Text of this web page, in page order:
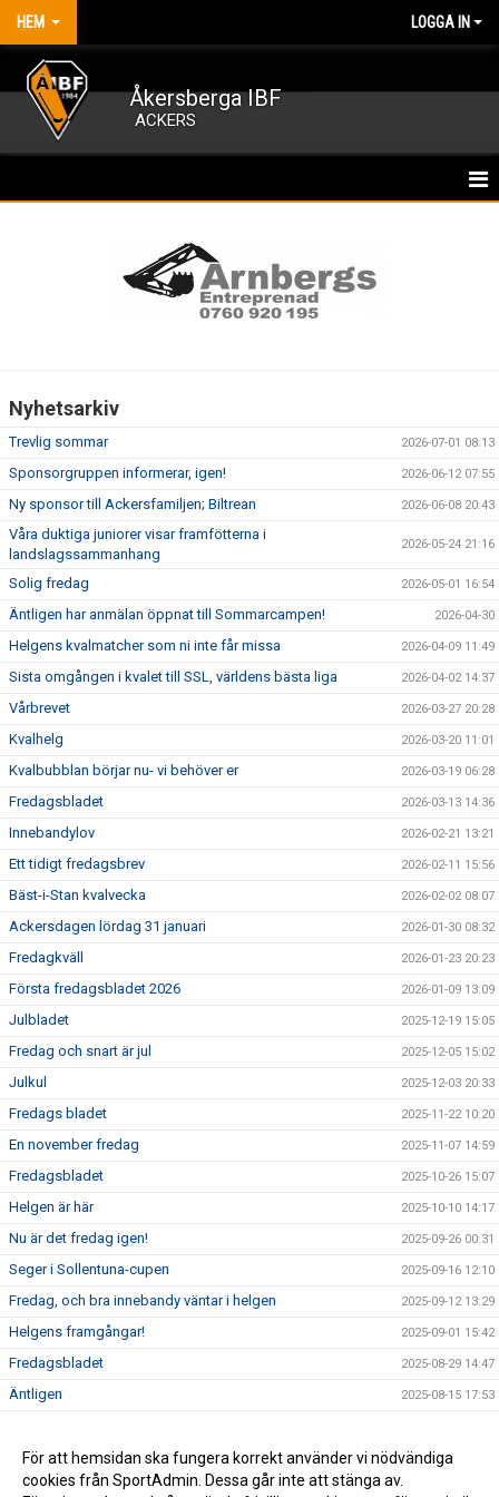
HEM LOGGA IN
Åkersberga IBF
ACKERS
MATCHER
MEDLEMSKAP
TRÄNARE/LEDARE
DOKUMENT
ACKERSCAMP
BÖRJA SPELA
Nyhetsarkiv
Trevlig sommar 2026-07-01 08:13
Sponsorgruppen informerar, igen! 2026-06-12 07:55
Ny sponsor till Ackersfamiljen; Biltrean 2026-06-08 20:43
Våra duktiga juniorer visar framfötterna i
landslagssammanhang
2026-05-24 21:16
Solig fredag 2026-05-01 16:54
Äntligen har anmälan öppnat till Sommarcampen! 2026-04-30
Helgens kvalmatcher som ni inte får missa 2026-04-09 11:49
Sista omgången i kvalet till SSL, världens bästa liga 2026-04-02 14:37
Vårbrevet 2026-03-27 20:28
Kvalhelg 2026-03-20 11:01
Kvalbubblan börjar nu- vi behöver er 2026-03-19 06:28
Fredagsbladet 2026-03-13 14:36
Innebandylov 2026-02-21 13:21
Ett tidigt fredagsbrev 2026-02-11 15:56
Bäst-i-Stan kvalvecka 2026-02-02 08:07
Ackersdagen lördag 31 januari 2026-01-30 08:32
Fredagkväll 2026-01-23 20:23
Första fredagsbladet 2026 2026-01-09 13:09
Julbladet 2025-12-19 15:05
Fredag och snart är jul 2025-12-05 15:02
Julkul 2025-12-03 20:33
Fredags bladet 2025-11-22 10:20
En november fredag 2025-11-07 14:59
Fredagsbladet 2025-10-26 15:07
Helgen är här 2025-10-10 14:17
Nu är det fredag igen! 2025-09-26 00:31
Seger i Sollentuna-cupen 2025-09-16 12:10
Fredag, och bra innebandy väntar i helgen 2025-09-12 13:29
Helgens framgångar! 2025-09-01 15:42
Fredagsbladet 2025-08-29 14:47
Äntligen 2025-08-15 17:53
Fredagsbladet 2025-04-11 13:18
Fredagsbladet 2025-03-28 13:44
För att hemsidan ska fungera korrekt använder vi nödvändiga
cookies från SportAdmin. Dessa går inte att stänga av.